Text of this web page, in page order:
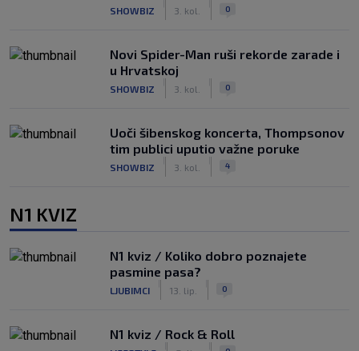
SHOWBIZ 3. kol. 0
Novi Spider-Man ruši rekorde zarade i
u Hrvatskoj
SHOWBIZ 3. kol. 0
Uoči šibenskog koncerta, Thompsonov
tim publici uputio važne poruke
SHOWBIZ 3. kol. 4
N1 KVIZ
N1 kviz / Koliko dobro poznajete
pasmine pasa?
LJUBIMCI 13. lip. 0
N1 kviz / Rock & Roll